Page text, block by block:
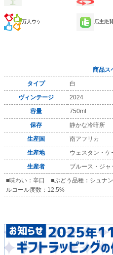
万人ウケ 店主絶
商品ス
タイプ
白
ヴィンテージ
2024
容量
750ml
保存
静かな冷暗所
生産国
南アフリカ
生産地
ウェスタン・ケ
生産者
ブルース・ジャ
■味わい：辛口 ■ぶどう品種：シュ
ルコール度数：12.5%